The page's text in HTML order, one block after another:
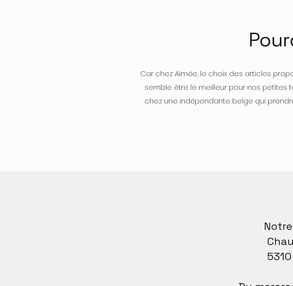
Car chez Aimée, le choix des articles
semble être le meilleur pour nos petites
chez une indépendante belge qui